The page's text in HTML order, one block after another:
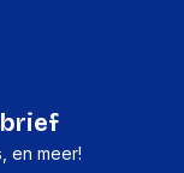
en meer!